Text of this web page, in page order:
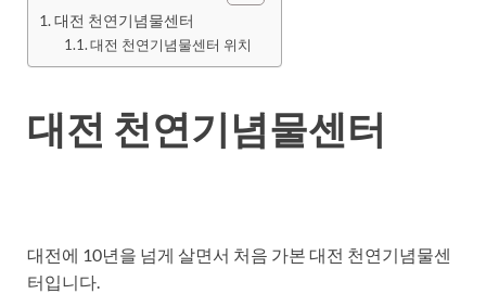
대전 천연기념물센터
대전 천연기념물센터 위치
대전 천연기념물센터
대전에 10년을 넘게 살면서 처음 가본 대전 천연기념물센
터입니다.